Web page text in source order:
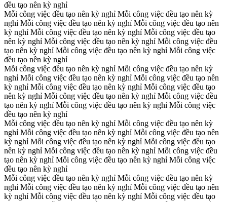
đều tạo nên kỳ nghỉ
Mỗi công việc đều tạo nên kỳ nghỉ Mỗi công việc đều tạo nên kỳ
nghỉ Mỗi công việc đều tạo nên kỳ nghỉ Mỗi công việc đều tạo nên
kỳ nghỉ Mỗi công việc đều tạo nên kỳ nghỉ Mỗi công việc đều tạo
nên kỳ nghỉ Mỗi công việc đều tạo nên kỳ nghỉ Mỗi công việc đều
tạo nên kỳ nghỉ Mỗi công việc đều tạo nên kỳ nghỉ Mỗi công việc
đều tạo nên kỳ nghỉ
Mỗi công việc đều tạo nên kỳ nghỉ Mỗi công việc đều tạo nên kỳ
nghỉ Mỗi công việc đều tạo nên kỳ nghỉ Mỗi công việc đều tạo nên
kỳ nghỉ Mỗi công việc đều tạo nên kỳ nghỉ Mỗi công việc đều tạo
nên kỳ nghỉ Mỗi công việc đều tạo nên kỳ nghỉ Mỗi công việc đều
tạo nên kỳ nghỉ Mỗi công việc đều tạo nên kỳ nghỉ Mỗi công việc
đều tạo nên kỳ nghỉ
Mỗi công việc đều tạo nên kỳ nghỉ Mỗi công việc đều tạo nên kỳ
nghỉ Mỗi công việc đều tạo nên kỳ nghỉ Mỗi công việc đều tạo nên
kỳ nghỉ Mỗi công việc đều tạo nên kỳ nghỉ Mỗi công việc đều tạo
nên kỳ nghỉ Mỗi công việc đều tạo nên kỳ nghỉ Mỗi công việc đều
tạo nên kỳ nghỉ Mỗi công việc đều tạo nên kỳ nghỉ Mỗi công việc
đều tạo nên kỳ nghỉ
Mỗi công việc đều tạo nên kỳ nghỉ Mỗi công việc đều tạo nên kỳ
nghỉ Mỗi công việc đều tạo nên kỳ nghỉ Mỗi công việc đều tạo nên
kỳ nghỉ Mỗi công việc đều tạo nên kỳ nghỉ Mỗi công việc đều tạo